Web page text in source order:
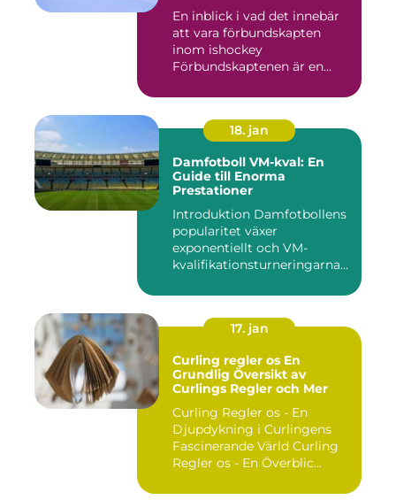
En inblick i vad det innebär
att vara förbundskapten
inom ishockey
Förbundskaptenen är en
18. jan
Damfotboll VM-kval: En
Guide till Enorma
Prestationer
Introduktion Damfotbollens
popularitet växer
exponentiellt och VM-
kvalifikationsturneringarna
17. jan
Curling regler os En
Grundlig Översikt av
Curlings Regler och Mer
Curling Regler os - En
Djupdykning i Curlingens
Fascinerande Värld Curling
Regler os - En Överblic...